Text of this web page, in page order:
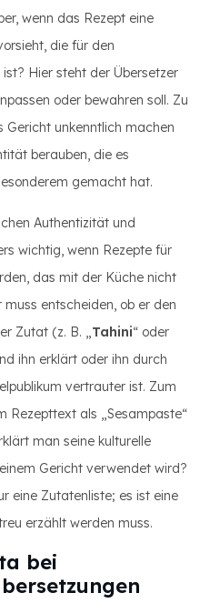
wenn das Rezept eine
die für den
Hier steht der Übersetzer
oder bewahren soll. Zu
Gericht unkenntlich machen
berauben, die es
gemacht hat.
Authentizität und
wichtig, wenn Rezepte für
das mit der Küche nicht
entscheiden, ob er den
Zutat (z. B. „Tahini“ oder
ihn erklärt oder ihn durch
vertrauter ist. Zum
Rezepttext als „Sesampaste“
man seine kulturelle
Gericht verwendet wird?
eine Zutatenliste; es ist eine
erzählt werden muss.
bei